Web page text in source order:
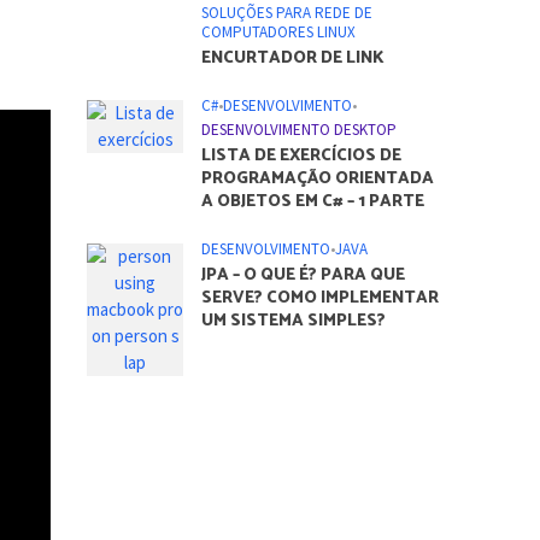
C#• DESENVOLVIMENTO •VÍDEO AULAS
DESENVOLVENDO UM
SISTEMA DE CONTROLE DE
C#•DESENVOLVIMENTO•VÍDEO AULAS
VALIDAÇÃO DO CEP
REGULAR
DESENVOLVIMENTO•
DESENVOLVIMENTO DE JOGOS